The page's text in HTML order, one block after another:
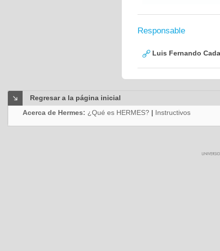
Responsable
Luis Fernando
Regresar a la página inicial
Acerca de Hermes: ¿Qué es HERMES? | Instructivos